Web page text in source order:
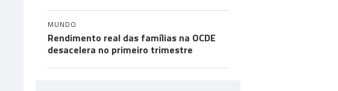
MUNDO
Rendimento real das famílias na OCDE
desacelera no primeiro trimestre